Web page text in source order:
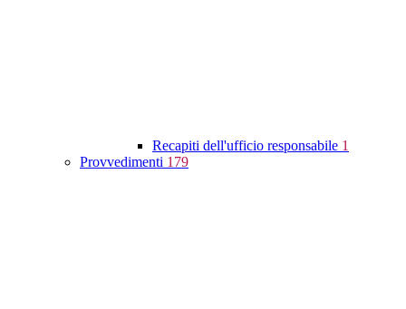
Recapiti dell'ufficio responsabile 1
Provvedimenti 179